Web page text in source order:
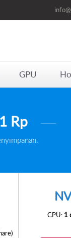
GPU
Rp
CPU: 1